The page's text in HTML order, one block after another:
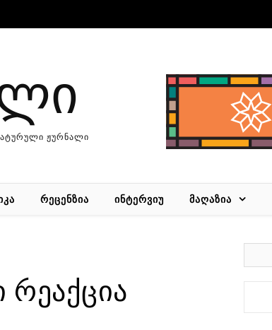
ჟურნალი
ᲠᲔᲪᲔᲜᲖᲘᲐ ᲘᲜᲢᲔᲠᲕᲘᲣ ᲛᲐᲦᲐᲖᲘᲐ
რეაქცია